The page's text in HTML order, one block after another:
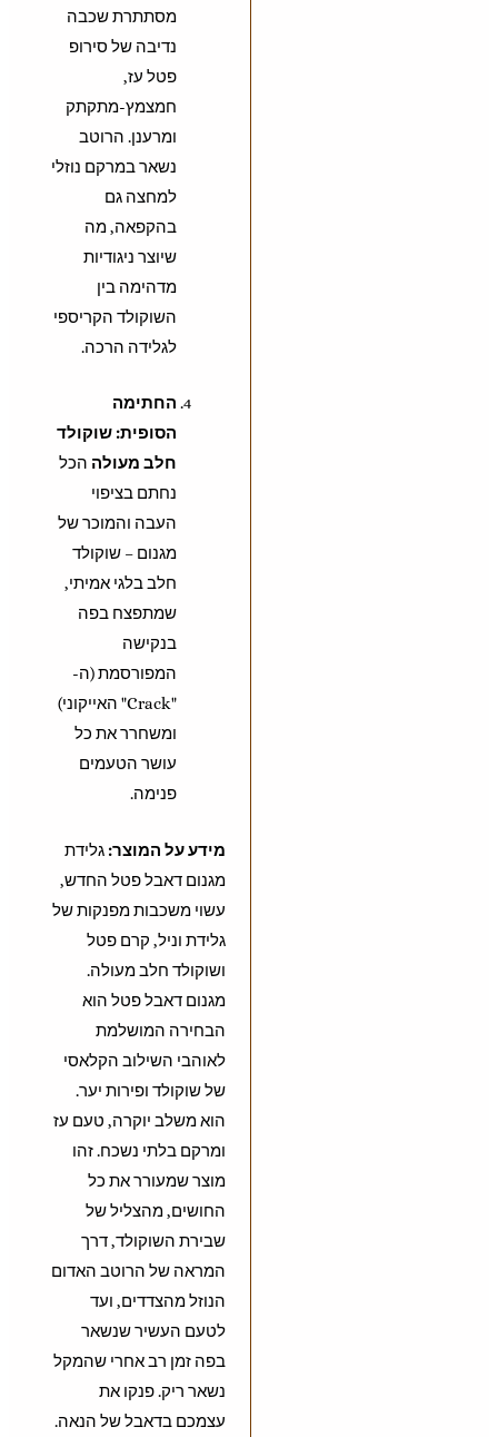
מסתתרת שכבה
נדיבה של סירופ
פטל עז,
חמצמץ-מתקתק
ומרענן. הרוטב
נשאר במרקם נוזלי
למחצה גם
בהקפאה, מה
שיוצר ניגודיות
מדהימה בין
השוקולד הקריספי
לגלידה הרכה.
החתימה
הסופית: שוקולד
חלב מעולה הכל
נחתם בציפוי
העבה והמוכר של
מגנום – שוקולד
חלב בלגי אמיתי,
שמתפצח בפה
בנקישה
המפורסמת (ה-
"Crack" האייקוני)
ומשחרר את כל
עושר הטעמים
פנימה.
מידע על המוצר: גלידת
מגנום דאבל פטל החדש,
עשוי משכבות מפנקות של
גלידת וניל, קרם פטל
ושוקולד חלב מעולה.
מגנום דאבל פטל הוא
הבחירה המושלמת
לאוהבי השילוב הקלאסי
של שוקולד ופירות יער.
הוא משלב יוקרה, טעם עז
ומרקם בלתי נשכח. זהו
מוצר שמעורר את כל
החושים, מהצליל של
שבירת השוקולד, דרך
המראה של הרוטב האדום
הנוזל מהצדדים, ועד
לטעם העשיר שנשאר
בפה זמן רב אחרי שהמקל
נשאר ריק. פנקו את
עצמכם בדאבל של הנאה.